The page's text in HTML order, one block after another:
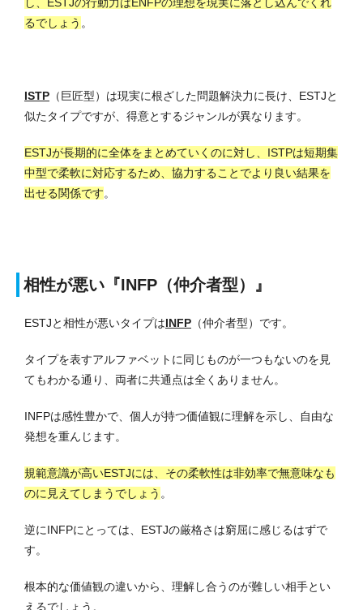
るでしょう 。
ISTP （巨匠型）は現実に根ざした問題解決力に長け、ESTJと
似たタイプですが、得意とするジャンルが異なります。
ESTJが長期的に全体をまとめていくのに対し、ISTPは短期集
中型で柔軟に対応するため、協力することでより良い結果を
出せる関係です。
相性が悪い『INFP（仲介者型）』
ESTJと相性が悪いタイプはINFP （仲介者型）です。
タイプを表すアルファベットに同じものが一つもないのを見
てもわかる通り、両者に共通点は全くありません。
INFPは感性豊かで、個人が持つ価値観に理解を示し、自由な
発想を重んじます。
規範意識が高いESTJには、その柔軟性は非効率で無意味なも
のに見えてしまうでしょう 。
逆にINFPにとっては、ESTJの厳格さは窮屈に感じるはずで
す。
根本的な価値観の違いから、理解し合うのが難しい相手とい
えるでしょう。